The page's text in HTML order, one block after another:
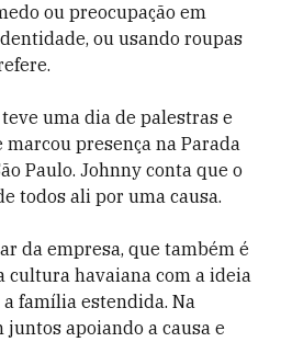
ou preocupação em
ou usando roupas
uma dia de palestras e
presença na Parada
Paulo. Johnny conta que o
todos ali por uma causa.
da empresa, que também é
havaiana com a ideia
família estendida. Na
apoiando a causa e